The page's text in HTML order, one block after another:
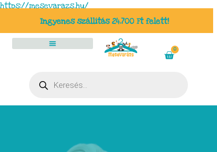
https://mesevarazs.hu/
Ingyenes szállítás 24.700 Ft felett!
0